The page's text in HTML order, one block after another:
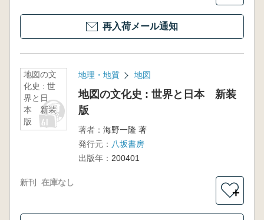
再入荷メール通知
地図の文
化史 : 世
界と日
本 新装
版
地理・地質 地図
地図の文化史 : 世界と日本 新装
版
著者： 海野一隆 著
発行元： 八坂書房
出版年： 200401
新刊 在庫なし
＋